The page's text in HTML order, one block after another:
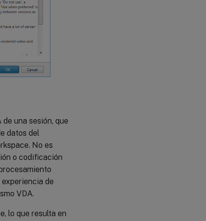
una sesión, que
datos del
No es
o codificación
de
VDA.
lo que resulta en